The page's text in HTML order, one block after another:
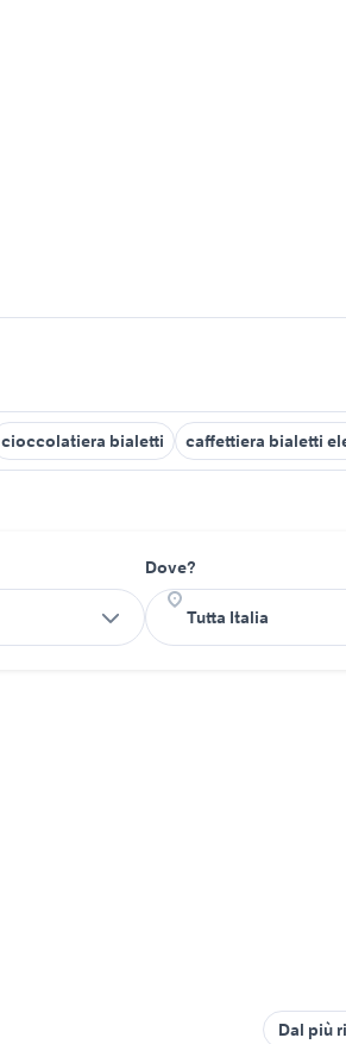
cioccolatiera bialetti caffettiera bialetti
Dove?
Dal più